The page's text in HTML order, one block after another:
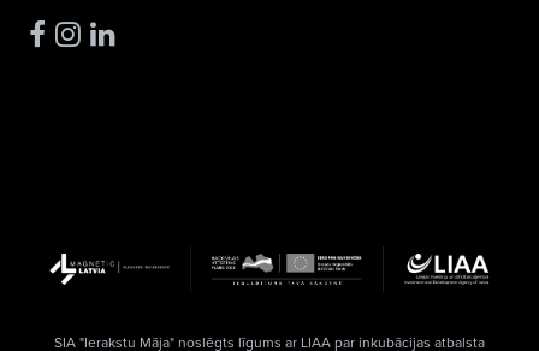
SIA "Ierakstu Māja" noslēgts līgums ar LIAA par inkubācijas atbalsta